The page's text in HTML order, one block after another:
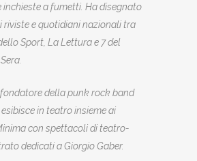
inchieste a fumetti. Ha disegnato
riviste e quotidiani nazionali tra
Sport, La Lettura e 7 del
della punk rock band
in teatro insieme ai
con spettacoli di teatro-
dedicati a Giorgio Gaber.